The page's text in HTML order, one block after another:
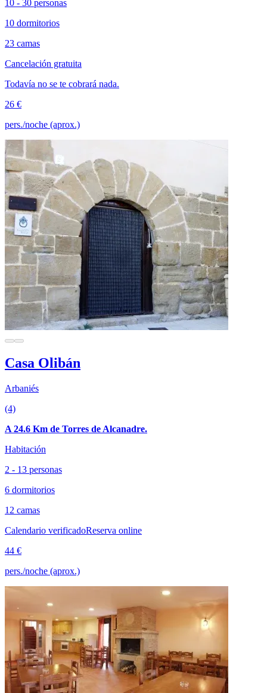
10 - 30 personas
10 dormitorios
23 camas
Cancelación gratuita
Todavía no se te cobrará nada.
26 €
pers./noche (aprox.)
Casa Olibán
Arbaniés
(4)
A 24.6 Km de Torres de Alcanadre.
Habitación
2 - 13 personas
6 dormitorios
12 camas
Calendario verificadoReserva online
44 €
pers./noche (aprox.)